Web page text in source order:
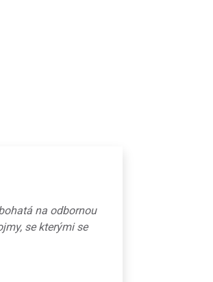
na odbornou
se kterými se